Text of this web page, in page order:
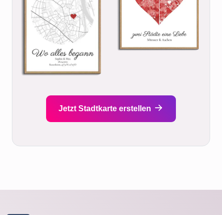
Jetzt Stadtkarte erstellen